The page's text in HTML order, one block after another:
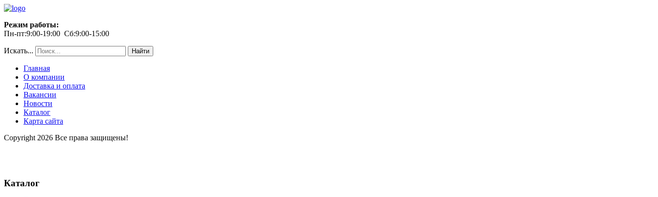
Режим работы:
Пн-пт:9:00-19:00 Сб:9:00-15:00
Искать... Найти
Главная
О компании
Доставка и оплата
Вакансии
Новости
Каталог
Карта сайта
Copyright 2026 Все права защищены!
Каталог